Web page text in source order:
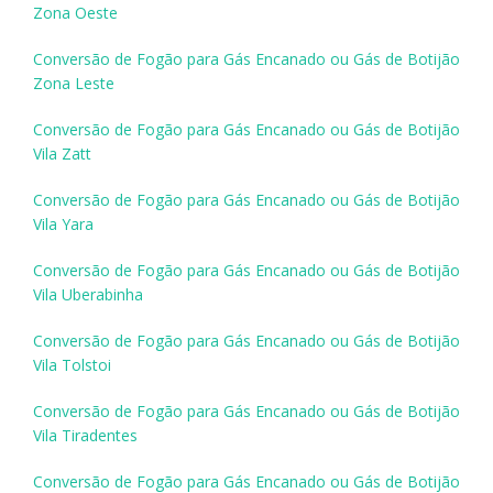
Zona Oeste
Conversão de Fogão para Gás Encanado ou Gás de Botijão
Zona Leste
Conversão de Fogão para Gás Encanado ou Gás de Botijão
Vila Zatt
Conversão de Fogão para Gás Encanado ou Gás de Botijão
Vila Yara
Conversão de Fogão para Gás Encanado ou Gás de Botijão
Vila Uberabinha
Conversão de Fogão para Gás Encanado ou Gás de Botijão
Vila Tolstoi
Conversão de Fogão para Gás Encanado ou Gás de Botijão
Vila Tiradentes
Conversão de Fogão para Gás Encanado ou Gás de Botijão